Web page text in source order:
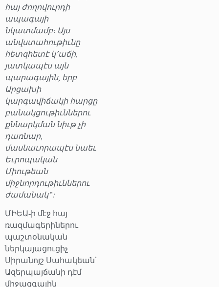
հայ ժողովուրդի
ապագայի
նկատմամբ։ Այս
անվստահութիւնը
հետզհետէ կ՚աճի,
յատկապէս այն
պարագային, երբ
Արցախի
կարգավիճակի հարցը
բանակցութիւններու
քննարկման նիւթ չի
դառնար,
մասնաւորապէս նաեւ
Եւրոպական
Միութեան
միջնորդութիւններու
ժամանակ”:
ՄԻԵԱ-ի մէջ հայ
ռազմագերիներու
պաշտօնական
ներկայացուցիչ
Սիրանոյշ Սահակեան՝
Ազերպայճանի դէմ
միջազգային